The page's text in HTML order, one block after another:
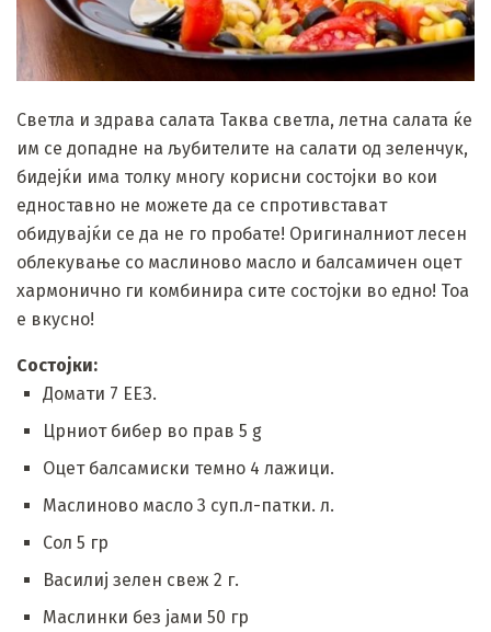
Светла и здрава салата Таква светла, летна салата ќе
им се допадне на љубителите на салати од зеленчук,
бидејќи има толку многу корисни состојки во кои
едноставно не можете да се спротивстават
обидувајќи се да не го пробате! Оригиналниот лесен
облекување со маслиново масло и балсамичен оцет
хармонично ги комбинира сите состојки во едно! Тоа
е вкусно!
Состојки:
Домати 7 ЕЕЗ.
Црниот бибер во прав 5 g
Оцет балсамиски темно 4 лажици.
Маслиново масло 3 суп.л-патки. л.
Сол 5 гр
Василиј зелен свеж 2 г.
Маслинки без јами 50 гр